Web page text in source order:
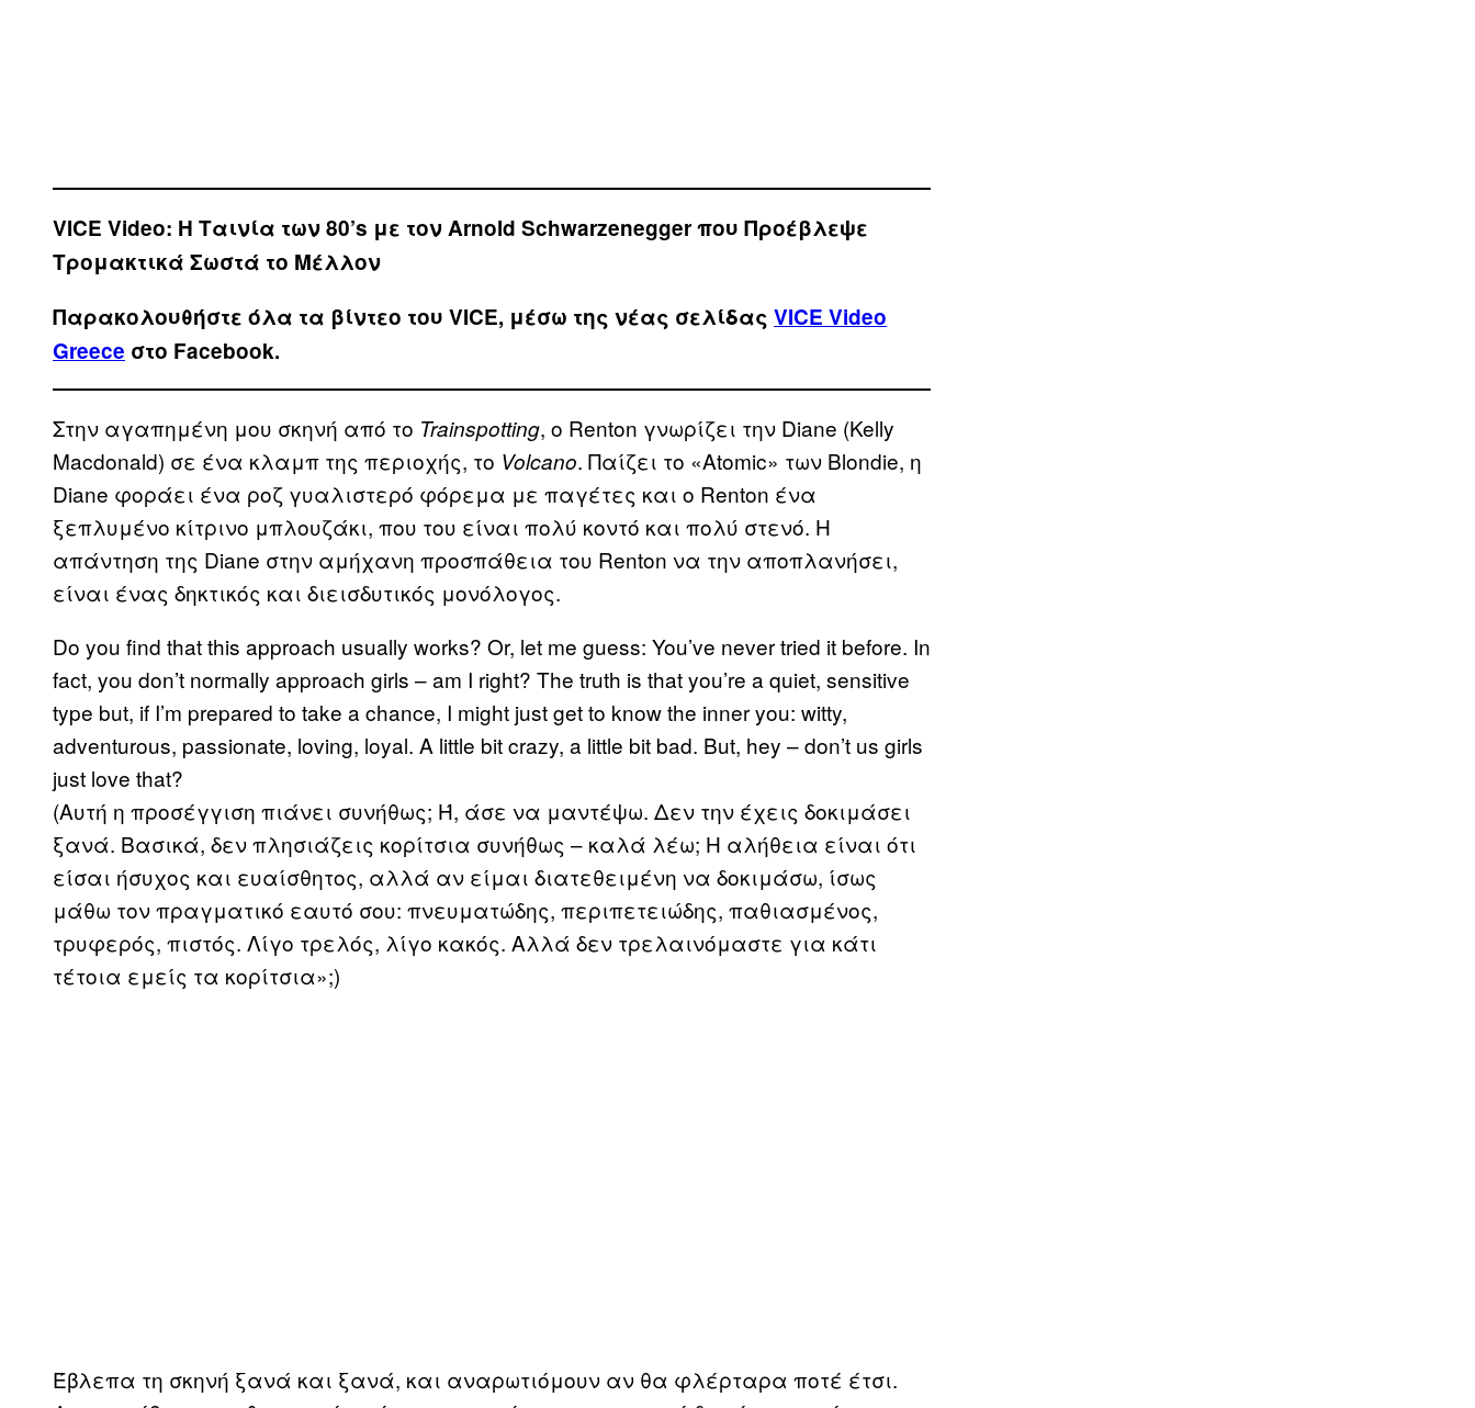
VICE Video: Η Ταινία των 80’s με τον Arnold Schwarzenegger που Προέβλεψε
Τρομακτικά Σωστά το Μέλλον
Παρακολουθήστε όλα τα βίντεo του VICE, μέσω της νέας σελίδας VICE Video
Greece στο Facebook.
Στην αγαπημένη μου σκηνή από το Trainspotting, ο Renton γνωρίζει την Diane (Kelly
Macdonald) σε ένα κλαμπ της περιοχής, το Volcano. Παίζει το «Atomic» των Blondie, η
Diane φοράει ένα ροζ γυαλιστερό φόρεμα με παγέτες και ο Renton ένα
ξεπλυμένο κίτρινο μπλουζάκι, που του είναι πολύ κοντό και πολύ στενό. Η
απάντηση της Diane στην αμήχανη προσπάθεια του Renton να την αποπλανήσει,
είναι ένας δηκτικός και διεισδυτικός μονόλογος.
Do you find that this approach usually works? Or, let me guess: You’ve never tried it before. In
fact, you don’t normally approach girls – am I right? The truth is that you’re a quiet, sensitive
type but, if I’m prepared to take a chance, I might just get to know the inner you: witty,
adventurous, passionate, loving, loyal. A little bit crazy, a little bit bad. But, hey – don’t us girls
just love that?
(Αυτή η προσέγγιση πιάνει συνήθως; Ή, άσε να μαντέψω. Δεν την έχεις δοκιμάσει
ξανά. Βασικά, δεν πλησιάζεις κορίτσια συνήθως – καλά λέω; Η αλήθεια είναι ότι
είσαι ήσυχος και ευαίσθητος, αλλά αν είμαι διατεθειμένη να δοκιμάσω, ίσως
μάθω τον πραγματικό εαυτό σου: πνευματώδης, περιπετειώδης, παθιασμένος,
τρυφερός, πιστός. Λίγο τρελός, λίγο κακός. Αλλά δεν τρελαινόμαστε για κάτι
τέτοια εμείς τα κορίτσια»;)
Έβλεπα τη σκηνή ξανά και ξανά, και αναρωτιόμουν αν θα φλέρταρα ποτέ έτσι.